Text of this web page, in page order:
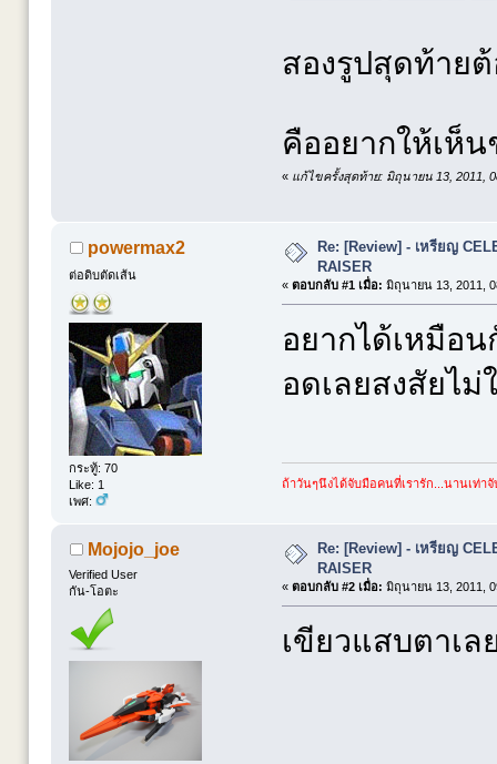
สองรูปสุดท้าย
คืออยากให้เห็
« แก้ไขครั้งสุดท้าย: มิถุนายน 13, 2011,
powermax2
ต่อดิบตัดเส้น
กระทู้: 70
Like: 1
เพศ:
Re: [Review] - เหรียญ
RAISER
« ตอบกลับ #1 เมื่อ: มิถุนายน 13, 2011,
อยากได้เหมือ
อดเลยสงสัยไ
ถ้าวันๆนึงได้จับมือคนที่เรารัก...นานเท่าจั
Mojojo_joe
Verified User
กัน-โอตะ
Re: [Review] - เหรียญ
RAISER
« ตอบกลับ #2 เมื่อ: มิถุนายน 13, 2011,
เขียวแสบตาเ